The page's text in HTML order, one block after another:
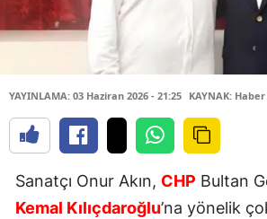
YAYINLAMA: 03 Haziran 2026 - 21:25 KAYNAK:
Sanatçı Onur Akın, CHP Bultan
Kemal Kılıçdaroğlu’na yönelik